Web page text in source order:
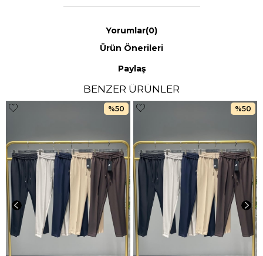
Yorumlar(0)
Ürün Önerileri
Paylaş
BENZER ÜRÜNLER
%50 %50